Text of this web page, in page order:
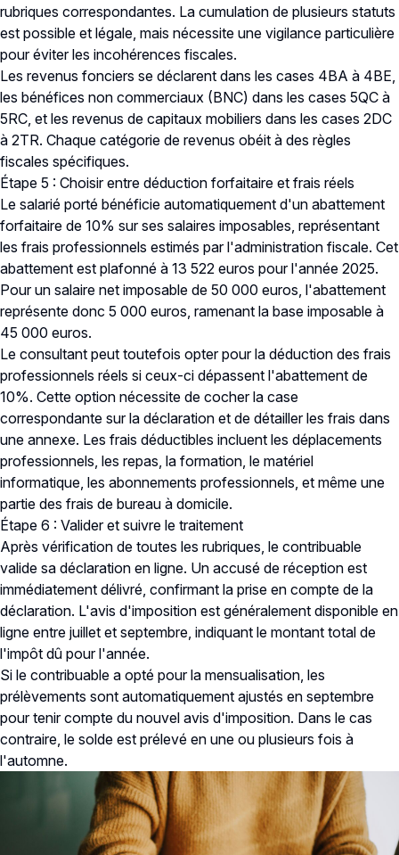
rubriques correspondantes. La cumulation de plusieurs statuts
est possible et légale, mais nécessite une vigilance particulière
pour éviter les incohérences fiscales.
Les revenus fonciers se déclarent dans les cases 4BA à 4BE,
les bénéfices non commerciaux (BNC) dans les cases 5QC à
5RC, et les revenus de capitaux mobiliers dans les cases 2DC
à 2TR. Chaque catégorie de revenus obéit à des règles
fiscales spécifiques.
Étape 5 : Choisir entre déduction forfaitaire et frais réels
Le salarié porté bénéficie automatiquement d'un abattement
forfaitaire de 10% sur ses salaires imposables, représentant
les frais professionnels estimés par l'administration fiscale. Cet
abattement est plafonné à 13 522 euros pour l'année 2025.
Pour un salaire net imposable de 50 000 euros, l'abattement
représente donc 5 000 euros, ramenant la base imposable à
45 000 euros.
Le consultant peut toutefois opter pour la déduction des frais
professionnels réels si ceux-ci dépassent l'abattement de
10%. Cette option nécessite de cocher la case
correspondante sur la déclaration et de détailler les frais dans
une annexe. Les frais déductibles incluent les déplacements
professionnels, les repas, la formation, le matériel
informatique, les abonnements professionnels, et même une
partie des frais de bureau à domicile.
Étape 6 : Valider et suivre le traitement
Après vérification de toutes les rubriques, le contribuable
valide sa déclaration en ligne. Un accusé de réception est
immédiatement délivré, confirmant la prise en compte de la
déclaration. L'avis d'imposition est généralement disponible en
ligne entre juillet et septembre, indiquant le montant total de
l'impôt dû pour l'année.
Si le contribuable a opté pour la mensualisation, les
prélèvements sont automatiquement ajustés en septembre
pour tenir compte du nouvel avis d'imposition. Dans le cas
contraire, le solde est prélevé en une ou plusieurs fois à
l'automne.